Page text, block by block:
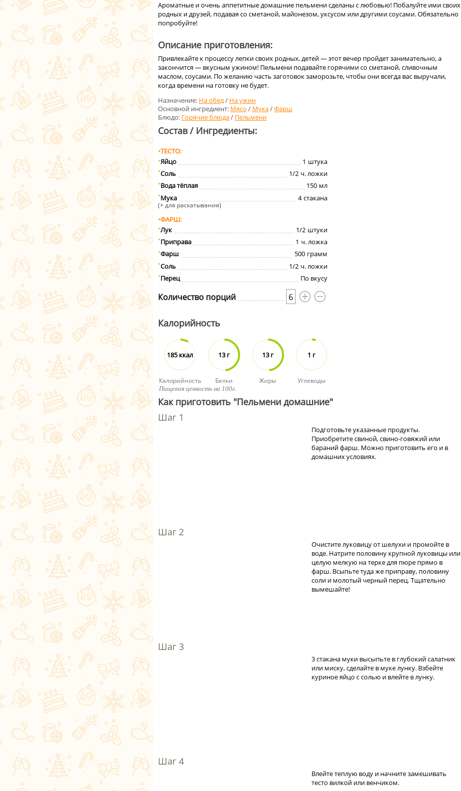
Ароматные и очень аппетитные домашние пельмени сделаны с любовью! Побалуйте ими своих
родных и друзей, подавая со сметаной, майонезом, уксусом или другими соусами. Обязательно
попробуйте!
Описание приготовления:
Привлекайте к процессу лепки своих родных, детей — этот вечер пройдет занимательно, а
закончится — вкусным ужином! Пельмени подавайте горячими со сметаной, сливочным
маслом, соусами. По желанию часть заготовок заморозьте, чтобы они всегда вас выручали,
когда времени на готовку не будет.
Назначение: На обед/ На ужин
Основной ингредиент: Мясо / Мука/Фарш
Блюдо: Горячие блюда/ Пельмени
Состав / Ингредиенты:
ТЕСТО
Яйцо
1 штука
Соль
1/2 ч. ложки
Вода тёплая
150 мл
Мука
4 стакана
(+ для раскатывания)
ФАРШ
Лук
1/2 штуки
Приправа
1 ч. ложка
Фарш
500 грамм
Соль
1/2 ч. ложки
Перец
По вкусу
Количество порций 6
Калорийность
185 ккал
Калорийность
13 г
Белки
13 г
Жиры
1 г
Углеводы
Пищевая ценность на 100г.
Как приготовить "Пельмени домашние"
Подготовьте указанные продукты.
Приобретите свиной, свино-говяжий или
бараний фарш. Можно приготовить его и в
домашних условиях.
Очистите луковицу от шелухи и промойте в
воде. Натрите половину крупной луковицы или
целую мелкую на терке для пюре прямо в
фарш. Всыпьте туда же приправу, половину
соли и молотый черный перец. Тщательно
вымешайте!
3 стакана муки высыпьте в глубокий салатник
или миску, сделайте в муке лунку. Взбейте
куриное яйцо с солью и влейте в лунку.
Влейте теплую воду и начните замешивать
тесто вилкой или венчиком.